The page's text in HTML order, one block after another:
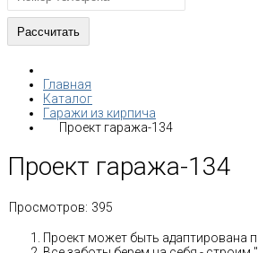
Главная
Каталог
Гаражи из кирпича
Проект гаража-134
Проект гаража-134
Просмотров: 395
Проект может быть адаптирована